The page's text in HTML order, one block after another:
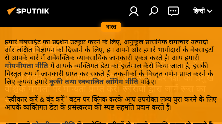
भारत
हिन्दी
हमारे वेबसाईट का प्रदर्शन उत्कृष्ट करने के लिए, अनुकूल प्रासंगिक समाचार उत्पादों
और लक्षित विज्ञापन को दिखाने के लिए, हम अपने और हमारे भागीदारों के वेबसाइटों
से आपके बारे में अवैयक्तिक व्यावसायिक जानकारी एकत्र करते हैं। आप हमारी
गोपनीयता नीति में आपके व्यक्तिगत डेटा का इस्तेमाल कैसे किया जाता है, इसकी
विस्तृत रूप में जानकारी प्राप्त कर सकते हैं। तकनीकों के विस्तृत वर्णन प्राप्त करने के
लिए कृपया हमारे कूकी तथा स्वचालित लॉगिंग नीति पढ़िए।
“स्वीकार करें & बंद करें” बटन पर क्लिक करके आप उपरोक्त लक्ष्य पुरा करने के लिए
आपके व्यक्तिगत डेटा के प्रसंस्करण की स्पष्ट सहमति प्रदान करते हैं।
रूस की खबरें
रूस की गरमा-गरम खबरें जानें! सबसे रोचक आंतरिक मामलों के
बारे में सूचना, रूस से स्पेशल स्टोरीस और रूसी विशेषज्ञों की प्रमुख
वैश्विक मामलों पर मान्यता प्राप्त करें। रूसियों द्वारा जानें रूस का
सच!